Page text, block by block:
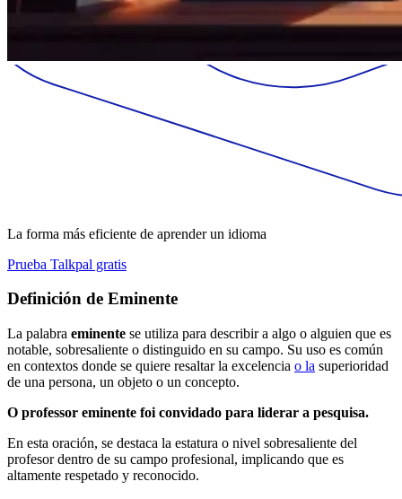
La forma más eficiente de aprender un idioma
Prueba Talkpal gratis
Definición de Eminente
La palabra eminente se utiliza para describir a algo o alguien que es
notable, sobresaliente o distinguido en su campo. Su uso es común
en contextos donde se quiere resaltar la excelencia o la superioridad
de una persona, un objeto o un concepto.
O professor eminente foi convidado para liderar a pesquisa.
En esta oración, se destaca la estatura o nivel sobresaliente del
profesor dentro de su campo profesional, implicando que es
altamente respetado y reconocido.